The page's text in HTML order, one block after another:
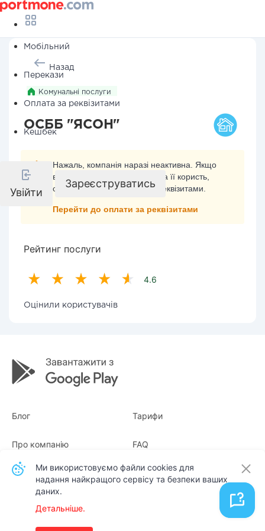
Мобільний
Перекази
Оплата за реквізитами
Кешбек
Увійти
Зареєструватись
Назад
Комунальні послуги
ОСББ "ЯСОН"
Нажаль, компанія наразі неактивна. Якщо
ви хочете здійснити платіж на її користь,
скористайтесь оплатою за реквізитами.
Перейти до оплати за реквізитами
Рейтинг послуги
4.6
Оцінили користувачів
Блог Тарифи
Про компанію
Квитанції
FAQ
Для бізнесу
Ми використовуємо файли cookies для
надання найкращого сервісу та безпеки ваших
даних.
Детальніше.